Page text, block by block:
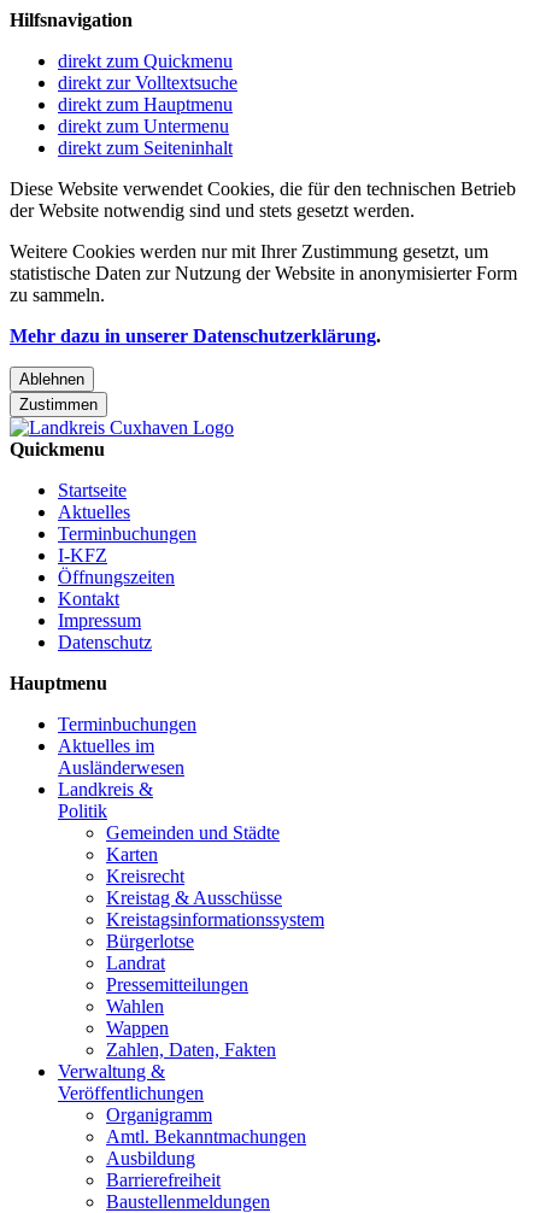
Hilfsnavigation
direkt zum Quickmenu
direkt zur Volltextsuche
direkt zum Hauptmenu
direkt zum Untermenu
direkt zum Seiteninhalt
Diese Website verwendet Cookies, die für den technischen Betrieb
der Website notwendig sind und stets gesetzt werden.
Weitere Cookies werden nur mit Ihrer Zustimmung gesetzt, um
statistische Daten zur Nutzung der Website in anonymisierter Form
zu sammeln.
Mehr dazu in unserer Datenschutzerklärung.
Ablehnen
Zustimmen
Quickmenu
Startseite
Aktuelles
Terminbuchungen
I-KFZ
Öffnungszeiten
Kontakt
Impressum
Datenschutz
Hauptmenu
Terminbuchungen
Aktuelles im
Ausländerwesen
Landkreis &
Politik
Gemeinden und Städte
Karten
Kreisrecht
Kreistag & Ausschüsse
Kreistagsinformationssystem
Bürgerlotse
Landrat
Pressemitteilungen
Wahlen
Wappen
Zahlen, Daten, Fakten
Verwaltung &
Veröffentlichungen
Organigramm
Amtl. Bekanntmachungen
Ausbildung
Barrierefreiheit
Baustellenmeldungen